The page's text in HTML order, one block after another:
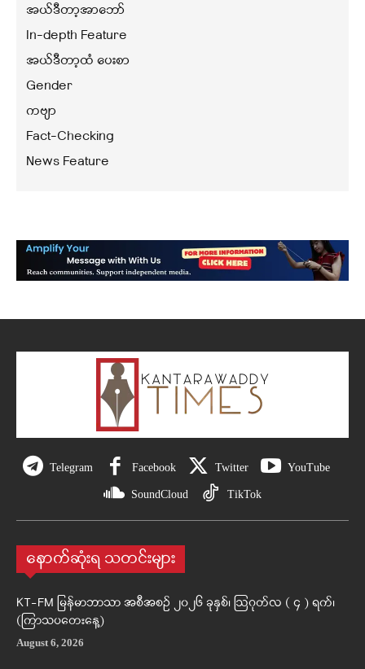
အယ်ဒီတာ့အာဘော်
In-depth Feature
အယ်ဒီတာ့ထံ ပေးစာ
Gender
ကဗျာ
Fact-Checking
News Feature
Telegram Facebook Twitter YouTube
SoundCloud TikTok
နောက်ဆုံးရ သတင်းများ
KT-FM မြန်မာဘာသာ အစီအစဉ် ၂၀၂၆ ခုနှစ်၊ ဩဂုတ်လ ( ၄ ) ရက်၊
(ကြာသပတေးနေ့)
August 6, 2026